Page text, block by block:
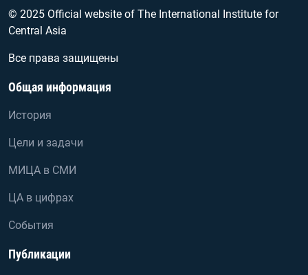
© 2025 Official website of The International Institute for
Central Asia
Все права защищены
Общая информация
История
Цели и задачи
МИЦА в СМИ
ЦА в цифрах
События
Публикации